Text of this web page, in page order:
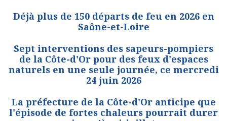
Déjà plus de 150 départs de feu en 2026 en
Saône-et-Loire
Sept interventions des sapeurs-pompiers
de la Côte-d'Or pour des feux d'espaces
naturels en une seule journée, ce mercredi
24 juin 2026
La préfecture de la Côte-d'Or anticipe que
l'épisode de fortes chaleurs pourrait durer